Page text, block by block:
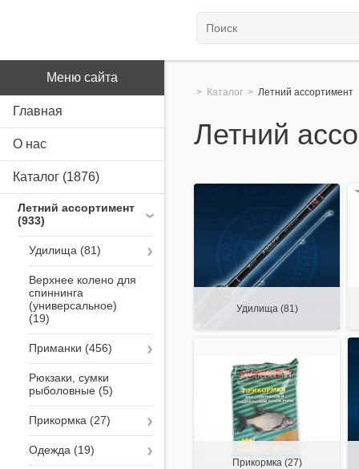
Меню сайта
Главная
О нас
Каталог (1876)
Летний ассортимент
Удилища
Верхнее колено для
спиннинга
(универсальное)
Приманки
Рюкзаки, сумки
рыболовные
Прикормка
Одежда
> Каталог > Летний ассортимент
Летний
Удилища (81)
Прикормка (27)